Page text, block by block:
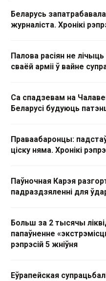
Беларусь
журналіста. Хронікі
Палова расіян не
сваёй арміі ў вайне
Са спадзевам на
Беларусі будуюць
Праваабаронцы:
ціску няма. Хронікі
Паўночная Карэя
падраздзяленні для
Больш за 2 тысячы
папаўненне
рэпрэсій 5 жніўня
Еўрапейская